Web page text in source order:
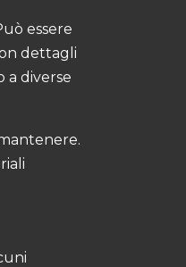
essere
dettagli
a diverse